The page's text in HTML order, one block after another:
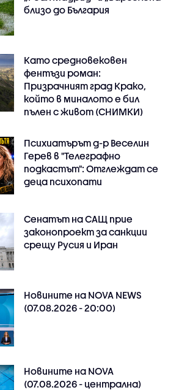
близо до България
Като средновековен
фентъзи роман:
Призрачният град Крако,
който в миналото е бил
пълен с живот (СНИМКИ)
Психиатърът д-р Веселин
Герев в "Телеграфно
подкастът": Отглеждат се
деца психопати
Сенатът на САЩ прие
законопроект за санкции
срещу Русия и Иран
Новините на NOVA NEWS
(07.08.2026 - 20:00)
Новините на NOVA
(07.08.2026 - централна)